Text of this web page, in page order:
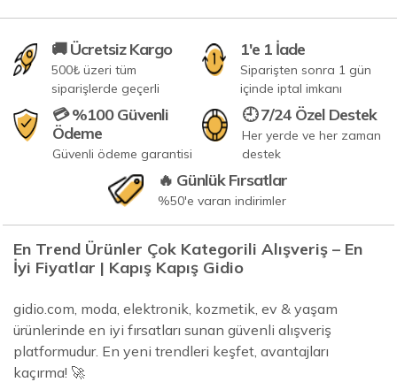
🚚 Ücretsiz Kargo
500₺ üzeri tüm
siparişlerde geçerli
1'e 1 İade
Siparişten sonra 1 gün
içinde iptal imkanı
💳 %100 Güvenli
Ödeme
Güvenli ödeme garantisi
🕘 7/24 Özel Destek
Her yerde ve her zaman
destek
🔥 Günlük Fırsatlar
%50'e varan indirimler
En Trend Ürünler Çok Kategorili Alışveriş – En
İyi Fiyatlar | Kapış Kapış Gidio
gidio.com, moda, elektronik, kozmetik, ev & yaşam
ürünlerinde en iyi fırsatları sunan güvenli alışveriş
platformudur. En yeni trendleri keşfet, avantajları
kaçırma! 🚀